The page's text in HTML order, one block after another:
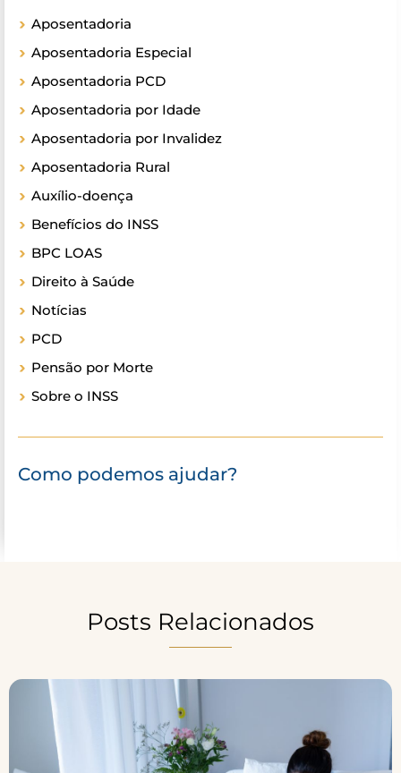
Aposentadoria
Aposentadoria Especial
Aposentadoria PCD
Aposentadoria por Idade
Aposentadoria por Invalidez
Aposentadoria Rural
Auxílio-doença
Benefícios do INSS
BPC LOAS
Direito à Saúde
Notícias
PCD
Pensão por Morte
Sobre o INSS
Como podemos ajudar?
Posts Relacionados